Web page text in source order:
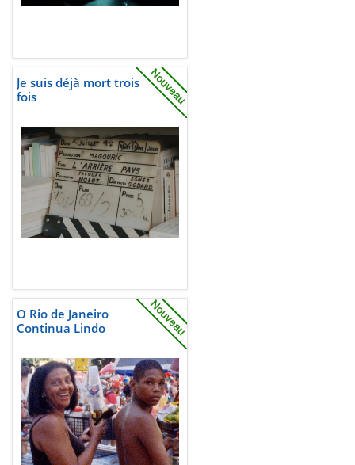
Je suis déjà mort trois
fois
O Rio de Janeiro
Continua Lindo